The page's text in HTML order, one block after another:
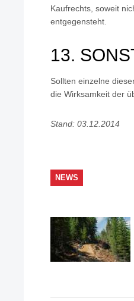
Kaufrechts, soweit
entgegensteht.
13.
Sollten einzelne
die Wirksamkeit der
Stand: 03.12.2014
NEWS